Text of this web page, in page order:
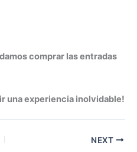
comprar las entradas
una experiencia inolvidable!
NEXT